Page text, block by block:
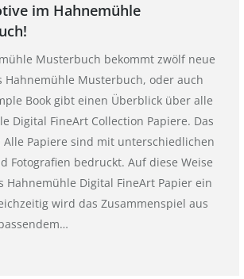
im Hahnemühle
Musterbuch bekommt zwölf neue
Hahnemühle Musterbuch, oder auch
Book gibt einen Überblick über alle
Digital FineArt Collection Papiere. Das
Alle Papiere sind mit unterschiedlichen
Fotografien bedruckt. Auf diese Weise
Hahnemühle Digital FineArt Papier ein
wird das Zusammenspiel aus